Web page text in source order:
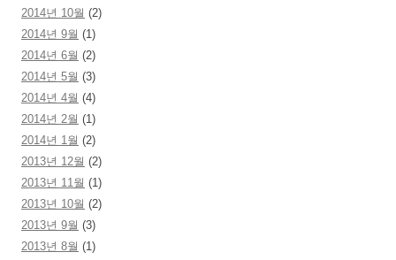
2014년 10월 (2)
2014년 9월 (1)
2014년 6월 (2)
2014년 5월 (3)
2014년 4월 (4)
2014년 2월 (1)
2014년 1월 (2)
2013년 12월 (2)
2013년 11월 (1)
2013년 10월 (2)
2013년 9월 (3)
2013년 8월 (1)